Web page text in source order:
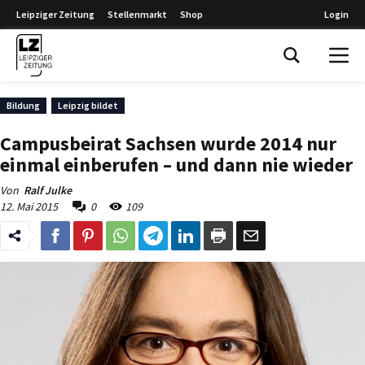
Leipziger Zeitung Stellenmarkt Shop Login
Bildung Leipzig bildet
Campusbeirat Sachsen wurde 2014 nur
einmal einberufen – und dann nie wieder
Von Ralf Julke
12. Mai 2015
0 109